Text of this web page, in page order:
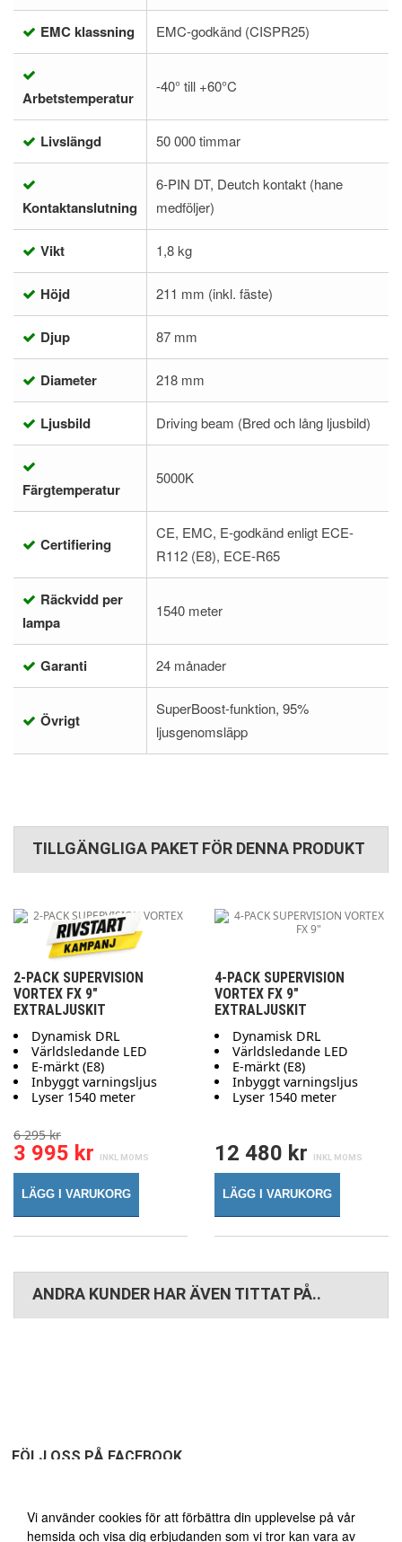
Vi använder cookies för att förbättra din upplevelse på vår
hemsida och visa dig erbjudanden som vi tror kan vara av
EMC klassning EMC-godkänd (CISPR25)
Arbetstemperatur
-40° till +60°C
Livslängd 50 000 timmar
Kontaktanslutning
6-PIN DT, Deutch kontakt (hane
medföljer)
Vikt 1,8 kg
Höjd 211 mm (inkl. fäste)
Djup 87 mm
Diameter 218 mm
Ljusbild Driving beam (Bred och lång ljusbild)
Färgtemperatur
5000K
Certifiering
CE, EMC, E-godkänd enligt ECE-
R112 (E8), ECE-R65
Räckvidd per
lampa
1540 meter
Garanti 24 månader
Övrigt
SuperBoost-funktion, 95%
ljusgenomsläpp
TILLGÄNGLIGA PAKET FÖR DENNA PRODUKT
2-PACK SUPERVISION
VORTEX FX 9"
EXTRALJUSKIT
Dynamisk DRL
Världsledande LED
E-märkt (E8)
Inbyggt varningsljus
Lyser 1540 meter
6 295 kr
3 995 kr
LÄGG I VARUKORG
4-PACK SUPERVISION
VORTEX FX 9"
EXTRALJUSKIT
Dynamisk DRL
Världsledande LED
E-märkt (E8)
Inbyggt varningsljus
Lyser 1540 meter
12 480 kr
LÄGG I VARUKORG
ANDRA KUNDER HAR ÄVEN TITTAT PÅ..
FÖLJ OSS PÅ FACEBOOK